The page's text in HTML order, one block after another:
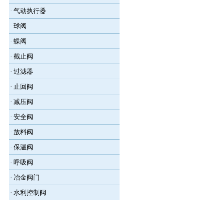
· 气动执行器
· 球阀
· 蝶阀
· 截止阀
· 过滤器
· 止回阀
· 减压阀
· 安全阀
· 放料阀
· 保温阀
· 呼吸阀
· 冶金阀门
· 水利控制阀